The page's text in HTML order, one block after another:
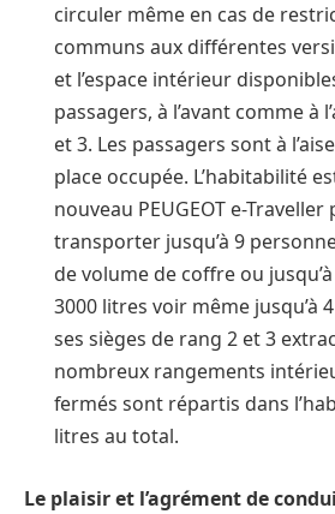
circuler même en cas de
communs aux différentes
et l’espace intérieur
passagers, à l’avant comme à
et 3. Les passagers sont à
place occupée. L’habitabilité
nouveau PEUGEOT e-
transporter jusqu’à 9
de volume de coffre ou
3000 litres voir même jusqu’à
ses sièges de rang 2 et 3
nombreux rangements
fermés sont répartis dans
litres au total.
Le plaisir et l’agrément de